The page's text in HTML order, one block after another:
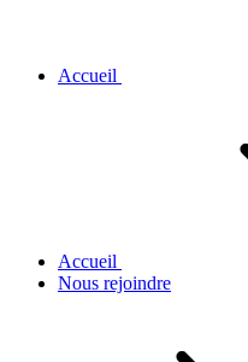
Accueil
Accueil
Nous rejoindre